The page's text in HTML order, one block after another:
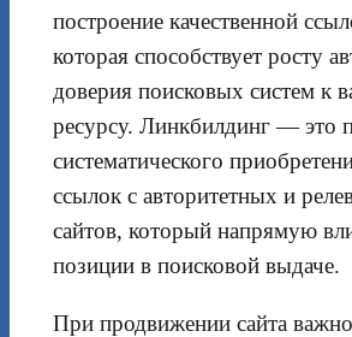
построение качественной
которая способствует росту
доверия поисковых систем к
ресурсу. Линкбилдинг — это
систематического
ссылок с авторитетных и
сайтов, который напрямую
позиции в поисковой выдаче.
При продвижении сайта